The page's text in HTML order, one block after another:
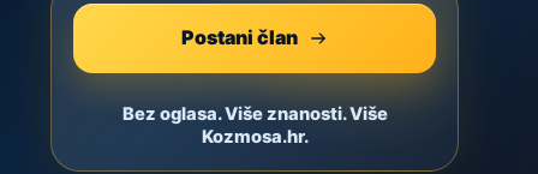
Postani član
Bez oglasa. Više znanosti. Više
Kozmosa.hr.